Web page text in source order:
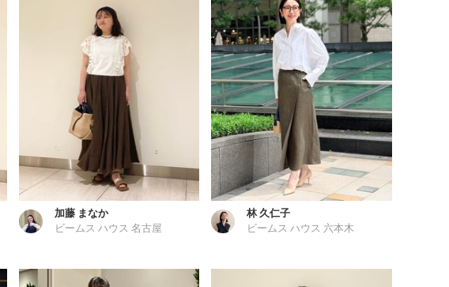
加藤 まなか
ビームス ハウス 名古屋
林 久仁子
ビームス ハウス 六本木